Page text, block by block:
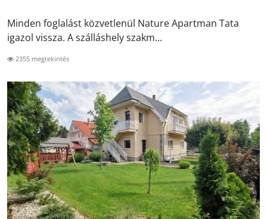
Minden foglalást közvetlenül Nature Apartman Tata
igazol vissza. A szálláshely szakm...
2355 megtekintés